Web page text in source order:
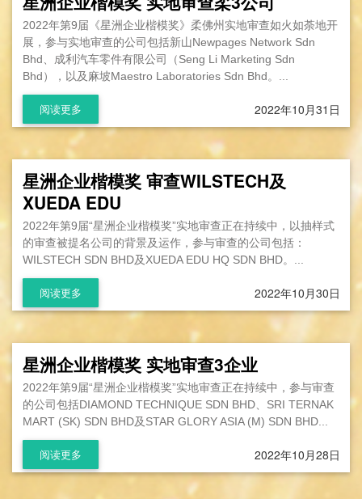
2022年第9届《星洲企业楷模奖》柔佛州实地审查如火如荼地开
展，参与实地审查的公司包括新山Newpages Network Sdn
Bhd、成利汽车零件有限公司（Seng Li Marketing Sdn
Bhd），以及麻坡Maestro Laboratories Sdn Bhd。...
阅读更多 2022年10月31日
星洲企业楷模奖 审查WILSTECH及
XUEDA EDU
2022年第9届“星洲企业楷模奖”实地审查正在持续中，以抽样式
的审查被提名公司的背景及运作，参与审查的公司包括：
WILSTECH SDN BHD及XUEDA EDU HQ SDN BHD。...
阅读更多 2022年10月30日
星洲企业楷模奖 实地审查3企业
2022年第9届“星洲企业楷模奖”实地审查正在持续中，参与审查
的公司包括DIAMOND TECHNIQUE SDN BHD、SRI TERNAK
MART (SK) SDN BHD及STAR GLORY ASIA (M) SDN BHD...
阅读更多 2022年10月28日